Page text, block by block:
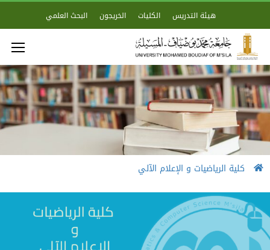
هيئة التدريس الكليات الخريجون البحث العلمي
كلية الرياضيات و الإعلام الآلي